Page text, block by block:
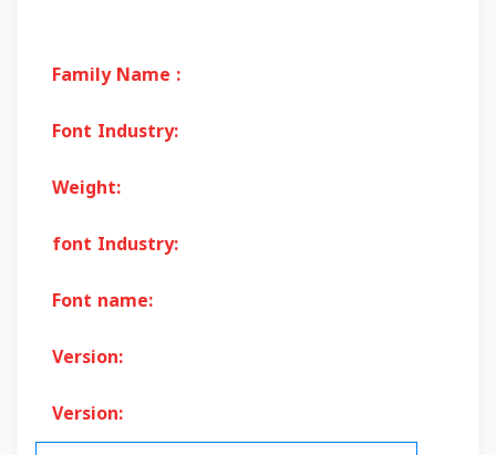
Family Name :
Font Industry:
Weight:
font Industry:
Font name:
Version:
Version: